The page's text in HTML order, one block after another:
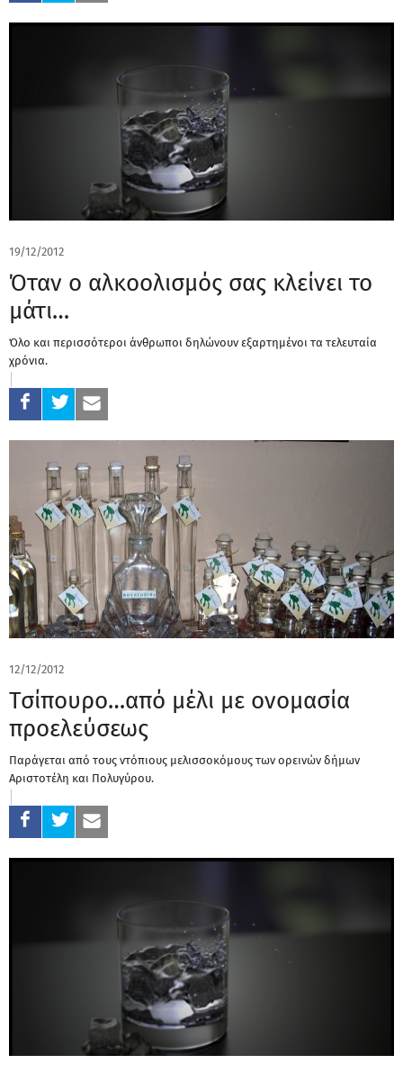
19/12/2012
Όταν ο αλκοολισμός σας κλείνει το
μάτι…
Όλο και περισσότεροι άνθρωποι δηλώνουν εξαρτημένοι τα τελευταία
χρόνια.
12/12/2012
Tσίπουρο…από μέλι με ονομασία
προελεύσεως
Παράγεται από τους ντόπιους μελισσοκόμους των ορεινών δήμων
Αριστοτέλη και Πολυγύρου.